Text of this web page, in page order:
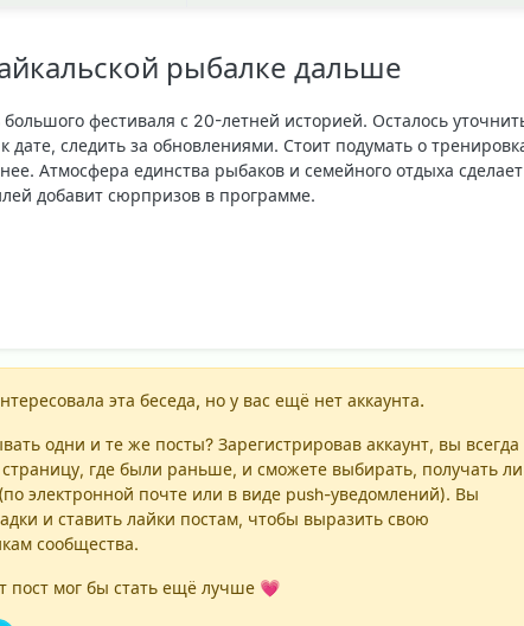
рыбалке дальше
фестиваля с 20-летней историей. Осталось
дате, следить за обновлениями. Стоит подумать о
Атмосфера единства рыбаков и семейного отдыха сделает
добавит сюрпризов в программе.
эта беседа, но у вас ещё нет аккаунта.
одни и те же посты? Зарегистрировав аккаунт, вы всегда
где были раньше, и сможете выбирать, получать ли
электронной почте или в виде push-уведомлений). Вы
и ставить лайки постам, чтобы выразить свою
сообщества.
пост мог бы стать ещё лучше 💗